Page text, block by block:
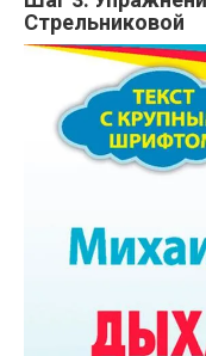
Стрельниковой